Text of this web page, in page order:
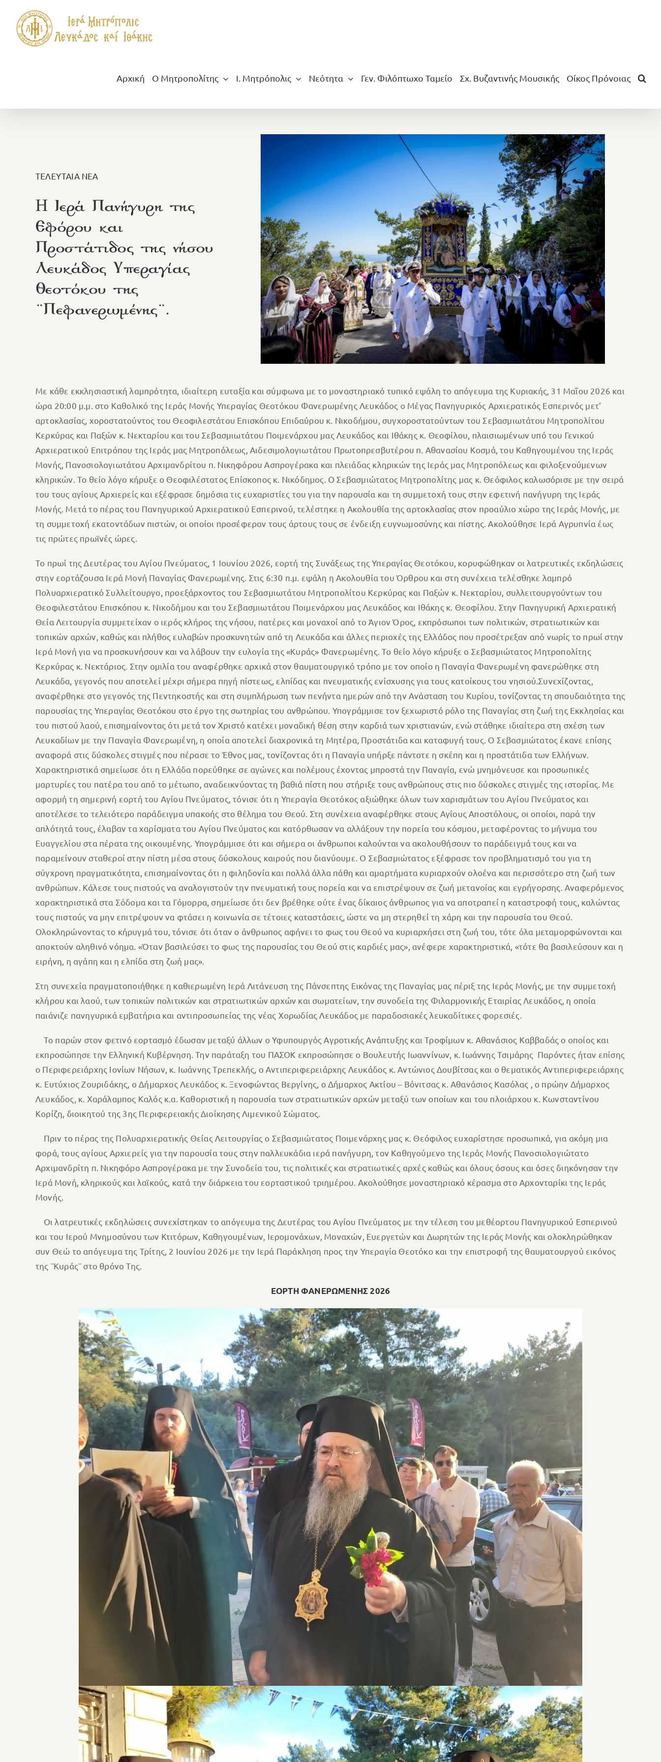
περιεχόμενο
Αρχική Ο Μητροπολίτης Ι. Μητρόπολις Νεότητα Γεν. Φιλόπτωχο Ταμείο Σχ. Βυζαντινής Μουσικής Οίκος Πρόνοιας
ΤΕΛΕΥΤΑΙΑ ΝΕΑ
H Ιερά Πανήγυρη της
Εφόρου και
Προστάτιδος της νήσου
Λευκάδος Υπεραγίας
Θεοτόκου της
¨Πεφανερωμένης¨.
Με κάθε εκκλησιαστική λαμπρότητα, ιδιαίτερη ευταξία και σύμφωνα με το μοναστηριακό τυπικό εψάλη το απόγευμα της Κυριακής, 31 Μαΐου 2026 και
ώρα 20:00 μ.μ. στο Καθολικό της Ιεράς Μονής Υπεραγίας Θεοτόκου Φανερωμένης Λευκάδος ο Μέγας Πανηγυρικός Αρχιερατικός Εσπερινός μετ’
αρτοκλασίας, χοροστατούντος του Θεοφιλεστάτου Επισκόπου Επιδαύρου κ. Νικοδήμου, συγχοροστατούντων του Σεβασμιωτάτου Μητροπολίτου
Κερκύρας και Παξών κ. Νεκταρίου και του Σεβασμιωτάτου Ποιμενάρχου μας Λευκάδος και Ιθάκης κ. Θεοφίλου, πλαισιωμένων υπό του Γενικού
Αρχιερατικού Επιτρόπου της Ιεράς μας Μητροπόλεως, Αιδεσιμολογιωτάτου Πρωτοπρεσβυτέρου π. Αθανασίου Κοσμά, του Καθηγουμένου της Ιεράς
Μονής, Πανοσιολογιωτάτου Αρχιμανδρίτου π. Νικηφόρου Ασπρογέρακα και πλειάδας κληρικών της Ιεράς μας Μητροπόλεως και φιλοξενούμενων
κληρικών. Το θείο λόγο κήρυξε ο Θεοφιλέστατος Επίσκοπος κ. Νικόδημος. Ο Σεβασμιώτατος Μητροπολίτης μας κ. Θεόφιλος καλωσόρισε με την σειρά
του τους αγίους Αρχιερείς και εξέφρασε δημόσια τις ευχαριστίες του για την παρουσία και τη συμμετοχή τους στην εφετινή πανήγυρη της Ιεράς
Μονής. Μετά το πέρας του Πανηγυρικού Αρχιερατικού Εσπερινού, τελέστηκε η Ακολουθία της αρτοκλασίας στον προαύλιο χώρο της Ιεράς Μονής, με
τη συμμετοχή εκατοντάδων πιστών, οι οποίοι προσέφεραν τους άρτους τους σε ένδειξη ευγνωμοσύνης και πίστης. Ακολούθησε Ιερά Αγρυπνία έως
τις πρώτες πρωϊνές ώρες.
Το πρωί της Δευτέρας του Αγίου Πνεύματος, 1 Ιουνίου 2026, εορτή της Συνάξεως της Υπεραγίας Θεοτόκου, κορυφώθηκαν οι λατρευτικές εκδηλώσεις
στην εορτάζουσα Ιερά Μονή Παναγίας Φανερωμένης. Στις 6:30 π.μ. εψάλη η Ακολουθία του Όρθρου και στη συνέχεια τελέσθηκε λαμπρό
Πολυαρχιερατικό Συλλείτουργο, προεξάρχοντος του Σεβασμιωτάτου Μητροπολίτου Κερκύρας και Παξών κ. Νεκταρίου, συλλειτουργούντων του
Θεοφιλεστάτου Επισκόπου κ. Νικοδήμου και του Σεβασμιωτάτου Ποιμενάρχου μας Λευκάδος και Ιθάκης κ. Θεοφίλου. Στην Πανηγυρική Αρχιερατική
Θεία Λειτουργία συμμετείχαν ο ιερός κλήρος της νήσου, πατέρες και μοναχοί από το Άγιον Όρος, εκπρόσωποι των πολιτικών, στρατιωτικών και
τοπικών αρχών, καθώς και πλήθος ευλαβών προσκυνητών από τη Λευκάδα και άλλες περιοχές της Ελλάδος που προσέτρεξαν από νωρίς το πρωί στην
Ιερά Μονή για να προσκυνήσουν και να λάβουν την ευλογία της «Κυράς» Φανερωμένης. Το θείο λόγο κήρυξε ο Σεβασμιώτατος Μητροπολίτης
Κερκύρας κ. Νεκτάριος. Στην ομιλία του αναφέρθηκε αρχικά στον θαυματουργικό τρόπο με τον οποίο η Παναγία Φανερωμένη φανερώθηκε στη
Λευκάδα, γεγονός που αποτελεί μέχρι σήμερα πηγή πίστεως, ελπίδας και πνευματικής ενίσχυσης για τους κατοίκους του νησιού.Συνεχίζοντας,
αναφέρθηκε στο γεγονός της Πεντηκοστής και στη συμπλήρωση των πενήντα ημερών από την Ανάσταση του Κυρίου, τονίζοντας τη σπουδαιότητα της
παρουσίας της Υπεραγίας Θεοτόκου στο έργο της σωτηρίας του ανθρώπου. Υπογράμμισε τον ξεχωριστό ρόλο της Παναγίας στη ζωή της Εκκλησίας και
του πιστού λαού, επισημαίνοντας ότι μετά τον Χριστό κατέχει μοναδική θέση στην καρδιά των χριστιανών, ενώ στάθηκε ιδιαίτερα στη σχέση των
Λευκαδίων με την Παναγία Φανερωμένη, η οποία αποτελεί διαχρονικά τη Μητέρα, Προστάτιδα και καταφυγή τους. Ο Σεβασμιώτατος έκανε επίσης
αναφορά στις δύσκολες στιγμές που πέρασε το Έθνος μας, τονίζοντας ότι η Παναγία υπήρξε πάντοτε η σκέπη και η προστάτιδα των Ελλήνων.
Χαρακτηριστικά σημείωσε ότι η Ελλάδα πορεύθηκε σε αγώνες και πολέμους έχοντας μπροστά την Παναγία, ενώ μνημόνευσε και προσωπικές
μαρτυρίες του πατέρα του από το μέτωπο, αναδεικνύοντας τη βαθιά πίστη που στήριξε τους ανθρώπους στις πιο δύσκολες στιγμές της ιστορίας. Με
αφορμή τη σημερινή εορτή του Αγίου Πνεύματος, τόνισε ότι η Υπεραγία Θεοτόκος αξιώθηκε όλων των χαρισμάτων του Αγίου Πνεύματος και
αποτέλεσε το τελειότερο παράδειγμα υπακοής στο θέλημα του Θεού. Στη συνέχεια αναφέρθηκε στους Αγίους Αποστόλους, οι οποίοι, παρά την
απλότητά τους, έλαβαν τα χαρίσματα του Αγίου Πνεύματος και κατόρθωσαν να αλλάξουν την πορεία του κόσμου, μεταφέροντας το μήνυμα του
Ευαγγελίου στα πέρατα της οικουμένης. Υπογράμμισε ότι και σήμερα οι άνθρωποι καλούνται να ακολουθήσουν το παράδειγμά τους και να
παραμείνουν σταθεροί στην πίστη μέσα στους δύσκολους καιρούς που διανύουμε. Ο Σεβασμιώτατος εξέφρασε τον προβληματισμό του για τη
σύγχρονη πραγματικότητα, επισημαίνοντας ότι η φιληδονία και πολλά άλλα πάθη και αμαρτήματα κυριαρχούν ολοένα και περισσότερο στη ζωή των
ανθρώπων. Κάλεσε τους πιστούς να αναλογιστούν την πνευματική τους πορεία και να επιστρέψουν σε ζωή μετανοίας και εγρήγορσης. Αναφερόμενος
χαρακτηριστικά στα Σόδομα και τα Γόμορρα, σημείωσε ότι δεν βρέθηκε ούτε ένας δίκαιος άνθρωπος για να αποτραπεί η καταστροφή τους, καλώντας
τους πιστούς να μην επιτρέψουν να φτάσει η κοινωνία σε τέτοιες καταστάσεις, ώστε να μη στερηθεί τη χάρη και την παρουσία του Θεού.
Ολοκληρώνοντας το κήρυγμά του, τόνισε ότι όταν ο άνθρωπος αφήνει το φως του Θεού να κυριαρχήσει στη ζωή του, τότε όλα μεταμορφώνονται και
αποκτούν αληθινό νόημα. «Όταν βασιλεύσει το φως της παρουσίας του Θεού στις καρδιές μας», ανέφερε χαρακτηριστικά, «τότε θα βασιλεύσουν και η
ειρήνη, η αγάπη και η ελπίδα στη ζωή μας».
Στη συνεχεία πραγματοποιήθηκε η καθιερωμένη Ιερά Λιτάνευση της Πάνσεπτης Εικόνας της Παναγίας μας πέριξ της Ιεράς Μονής, με την συμμετοχή
κλήρου και λαού, των τοπικών πολιτικών και στρατιωτικών αρχών και σωματείων, την συνοδεία της Φιλαρμονικής Εταιρίας Λευκάδος, η οποία
παιάνιζε πανηγυρικά εμβατήρια και αντιπροσωπείας της νέας Χορωδίας Λευκάδος με παραδοσιακές λευκαδίτικες φορεσιές.
Το παρών στον φετινό εορτασμό έδωσαν μεταξύ άλλων ο Υφυπουργός Αγροτικής Ανάπτυξης και Τροφίμων κ. Αθανάσιος Καββαδάς ο οποίος και
εκπροσώπησε την Ελληνική Κυβέρνηση. Την παράταξη του ΠΑΣΟΚ εκπροσώπησε ο Βουλευτής Ιωαννίνων, κ. Ιωάννης Τσιμάρης Παρόντες ήταν επίσης
ο Περιφερειάρχης Ιονίων Νήσων, κ. Ιωάννης Τρεπεκλής, ο Αντιπεριφερειάρχης Λευκάδος κ. Αντώνιος Δουβίτσας και ο θεματικός Αντιπεριφερειάρχης
κ. Ευτύχιος Ζουριδάκης, ο Δήμαρχος Λευκάδος κ. Ξενοφώντας Βεργίνης, ο Δήμαρχος Ακτίου – Βόνιτσας κ. Αθανάσιος Κασόλας , ο πρώην Δήμαρχος
Λευκάδος, κ. Χαράλαμπος Καλός κ.α. Καθοριστική η παρουσία των στρατιωτικών αρχών μεταξύ των οποίων και του πλοιάρχου κ. Κωνσταντίνου
Κορίζη, διοικητού της 3ης Περιφερειακής Διοίκησης Λιμενικού Σώματος.
Πριν το πέρας της Πολυαρχιερατικής Θείας Λειτουργίας ο Σεβασμιώτατος Ποιμενάρχης μας κ. Θεόφιλος ευχαρίστησε προσωπικά, για ακόμη μια
φορά, τους αγίους Αρχιερείς για την παρουσία τους στην παλλευκάδια ιερά πανήγυρη, τον Καθηγούμενο της Ιεράς Μονής Πανοσιολογιώτατο
Αρχιμανδρίτη π. Νικηφόρο Ασπρογέρακα με την Συνοδεία του, τις πολιτικές και στρατιωτικές αρχές καθώς και όλους όσους και όσες διηκόνησαν την
Ιερά Μονή, κληρικούς και λαϊκούς, κατά την διάρκεια του εορταστικού τριημέρου. Ακολούθησε μοναστηριακό κέρασμα στο Αρχονταρίκι της Ιεράς
Μονής.
Οι λατρευτικές εκδηλώσεις συνεχίστηκαν το απόγευμα της Δευτέρας του Αγίου Πνεύματος με την τέλεση του μεθέορτου Πανηγυρικού Εσπερινού
και του Ιερού Μνημοσύνου των Κτιτόρων, Καθηγουμένων, Ιερομονάχων, Μοναχών, Ευεργετών και Δωρητών της Ιεράς Μονής και ολοκληρώθηκαν
συν Θεώ το απόγευμα της Τρίτης, 2 Ιουνίου 2026 με την Ιερά Παράκληση προς την Υπεραγία Θεοτόκο και την επιστροφή της θαυματουργού εικόνος
της ¨Κυράς¨ στο θρόνο Της.
ΕΟΡΤΗ ΦΑΝΕΡΩΜΕΝΗΣ 2026